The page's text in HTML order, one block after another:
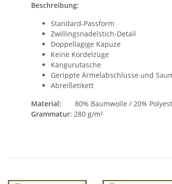
Beschreibung:
Standard-Passform
Zwillingsnadelstich-Detail
Doppellagige Kapuze
Keine Kordelzüge
Kängurutasche
Gerippte Ärmelabschlüsse und
Abreißetikett
Material: 80% Baumwolle / 20%
Grammatur: 280 g/m²